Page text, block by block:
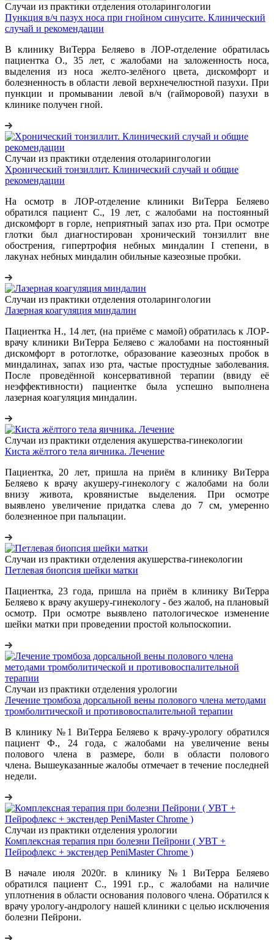
Случаи из практики отделения отоларингологии
Пункция в/ч пазух носа при гнойном синусите. Клинический
случай и рекомендации
В клинику ВиТерра Беляево в ЛОР-отделение обратилась
пациентка О., 35 лет, с жалобами на заложенность носа,
выделения из носа желто-зелёного цвета, дискомфорт и
болезненность в области левой верхнечелюстной пазухи. При
пункции и промывании левой в/ч (гайморовой) пазухи в
клинике получен гной.
Случаи из практики отделения отоларингологии
Хронический тонзиллит. Клинический случай и общие
рекомендации
На осмотр в ЛОР-отделение клиники ВиТерра Беляево
обратился пациент С., 19 лет, с жалобами на постоянный
дискомфорт в горле, неприятный запах изо рта. При осмотре
глотки был диагностирован хронический тонзиллит вне
обострения, гипертрофия небных миндалин I степени, в
лакунах небных миндалин обильные казеозные пробки.
Случаи из практики отделения отоларингологии
Лазерная коагуляция миндалин
Пациентка Н., 14 лет, (на приёме с мамой) обратилась к ЛОР-
врачу клиники ВиТерра Беляево с жалобами на постоянный
дискомфорт в ротоглотке, образование казеозных пробок в
миндалинах, запах изо рта, частые простудные заболевания.
После проведённой консервативной терапии (ввиду её
неэффективности) пациентке была успешно выполнена
лазерная коагуляция миндалин.
Случаи из практики отделения акушерства-гинекологии
Киста жёлтого тела яичника. Лечение
Пациентка, 20 лет, пришла на приём в клинику ВиТерра
Беляево к врачу акушеру-гинекологу с жалобами на боли
внизу живота, кровянистые выделения. При осмотре
выявлено увеличение придатка слева до 7 см, умеренно
болезненное при пальпации.
Случаи из практики отделения акушерства-гинекологии
Петлевая биопсия шейки матки
Пациентка, 23 года, пришла на приём в клинику ВиТерра
Беляево к врачу акушеру-гинекологу - без жалоб, на плановый
осмотр. При осмотре выявлено патологическое изменение
шейки матки при проведении простой кольпоскопии.
Случаи из практики отделения урологии
Лечение тромбоза дорсальной вены полового члена методами
тромболитической и противовоспалительной терапии
В клинику №1 ВиТерра Беляево к врачу-урологу обратился
пациент Ф., 24 года, с жалобами на увеличение вены
полового члена в размере, боли в области полового
члена. Вышеуказанные жалобы отмечает в течение последней
недели.
Случаи из практики отделения урологии
Комплексная терапия при болезни Пейрони ( УВТ +
Пейрофлекс + экстендер PeniMaster Chrome )
В начале июля 2020г. в клинику №1 ВиТерра Беляево
обратился пациент С., 1991 г.р., с жалобами на наличие
уплотнения в области основания полового члена. Обратился к
врачу урологу-андрологу нашей клиники с целью исключения
болезни Пейрони.